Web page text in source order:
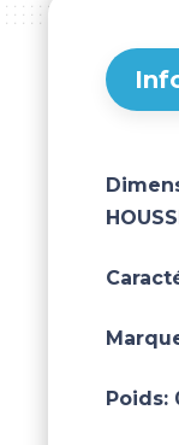
Poids: